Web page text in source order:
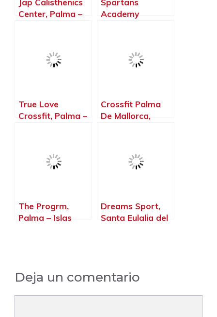
Jap Calisthenics
Center, Palma –
Spartans
Academy
True Love
Crossfit, Palma –
Crossfit Palma
De Mallorca,
The Progrm,
Palma – Islas
Dreams Sport,
Santa Eulalia del
Deja un comentario